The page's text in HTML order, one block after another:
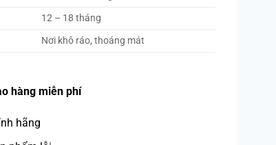
12 – 18 tháng
Nơi khô ráo, thoáng mát
hàng miễn phí
hãng